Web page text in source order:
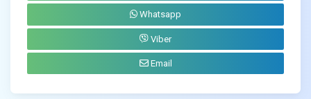
Whatsapp
Viber
Email